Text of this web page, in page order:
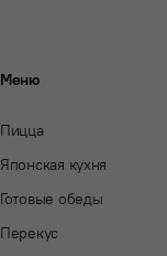
Меню
Пицца
Японская кухня
Готовые обеды
Перекус